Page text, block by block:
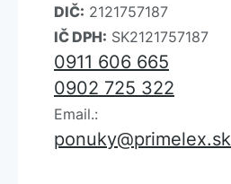
DIČ: 2121757187
IČ DPH: SK2121757187
0911 606 665
0902 725 322
Email.:
ponuky@primelex.sk